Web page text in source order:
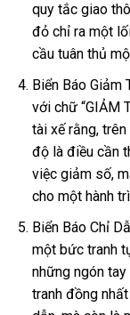
quy tắc giao
đỏ chỉ ra một
cầu tuân thủ
Biển Báo Giảm
với chữ “GIẢM
tài xế rằng,
độ là điều cần
việc giảm số,
cho một hành
Biển Báo Chỉ
một bức tranh
những ngón
tranh đồng